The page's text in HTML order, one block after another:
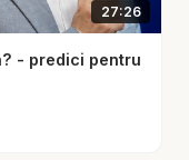
este Hristos.
poate, ci
27:26
- predici pentru